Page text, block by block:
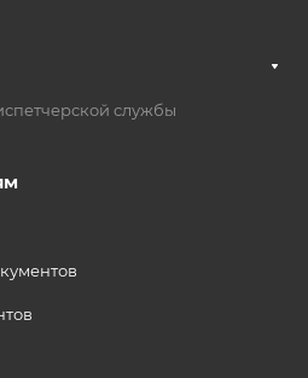
службы